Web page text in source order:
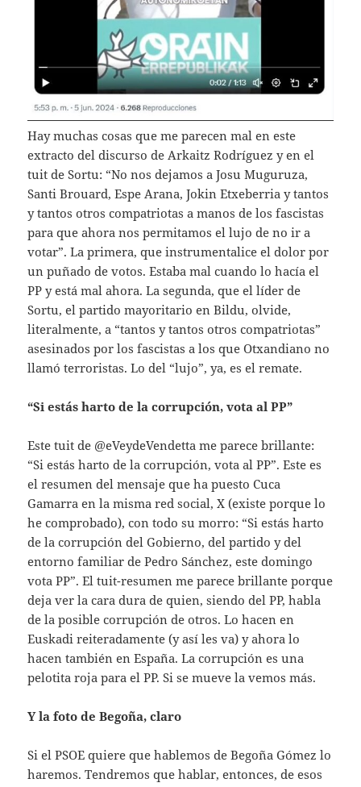
Hay muchas cosas que me parecen mal en este
extracto del discurso de Arkaitz Rodríguez y en el
tuit de Sortu: “No nos dejamos a Josu Muguruza,
Santi Brouard, Espe Arana, Jokin Etxeberria y tantos
y tantos otros compatriotas a manos de los fascistas
para que ahora nos permitamos el lujo de no ir a
votar”. La primera, que instrumentalice el dolor por
un puñado de votos. Estaba mal cuando lo hacía el
PP y está mal ahora. La segunda, que el líder de
Sortu, el partido mayoritario en Bildu, olvide,
literalmente, a “tantos y tantos otros compatriotas”
asesinados por los fascistas a los que Otxandiano no
llamó terroristas. Lo del “lujo”, ya, es el remate.
“Si estás harto de la corrupción, vota al PP”
Este tuit de @eVeydeVendetta me parece brillante:
“Si estás harto de la corrupción, vota al PP”. Este es
el resumen del mensaje que ha puesto Cuca
Gamarra en la misma red social, X (existe porque lo
he comprobado), con todo su morro: “Si estás harto
de la corrupción del Gobierno, del partido y del
entorno familiar de Pedro Sánchez, este domingo
vota PP”. El tuit-resumen me parece brillante porque
deja ver la cara dura de quien, siendo del PP, habla
de la posible corrupción de otros. Lo hacen en
Euskadi reiteradamente (y así les va) y ahora lo
hacen también en España. La corrupción es una
pelotita roja para el PP. Si se mueve la vemos más.
Y la foto de Begoña, claro
Si el PSOE quiere que hablemos de Begoña Gómez lo
haremos. Tendremos que hablar, entonces, de esos